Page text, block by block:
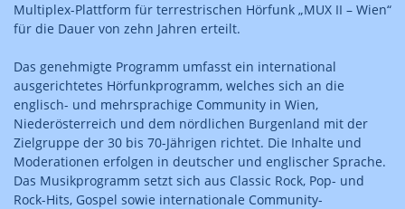
Multiplex-Plattform für terrestrischen Hörfunk „MUX II – Wien“
für die Dauer von zehn Jahren erteilt.
Das genehmigte Programm umfasst ein international
ausgerichtetes Hörfunkprogramm, welches sich an die
englisch- und mehrsprachige Community in Wien,
Niederösterreich und dem nördlichen Burgenland mit der
Zielgruppe der 30 bis 70-Jährigen richtet. Die Inhalte und
Moderationen erfolgen in deutscher und englischer Sprache.
Das Musikprogramm setzt sich aus Classic Rock, Pop- und
Rock-Hits, Gospel sowie internationale Community-